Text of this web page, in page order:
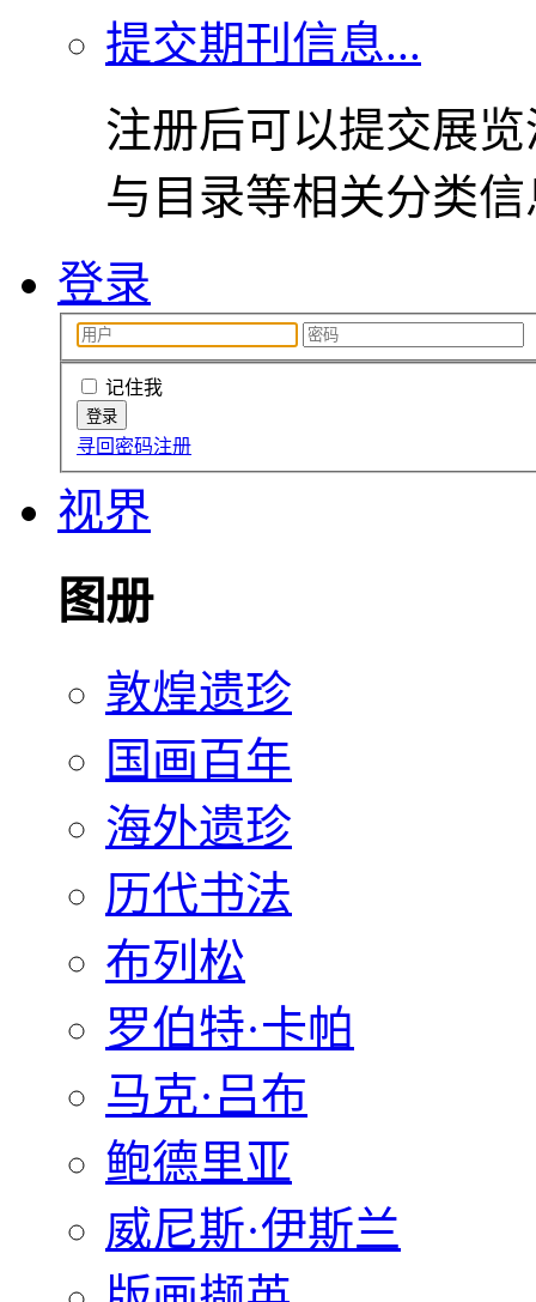
提交期刊信息...
注册后可以提交展
与目录等相关分类
登录
记住我
寻回密码注册
视界
图册
敦煌遗珍
国画百年
海外遗珍
历代书法
布列松
罗伯特·卡帕
马克·吕布
鲍德里亚
威尼斯·伊斯兰